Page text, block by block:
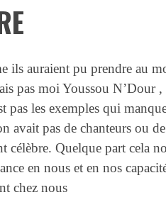
ils auraient pu prendre au
pas moi Youssou N’Dour
pas les exemples qui
avait pas de chanteurs ou
célèbre. Quelque part cela
en nous et en nos
chez nous